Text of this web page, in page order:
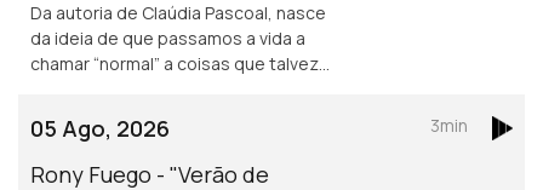
Da autoria de Claúdia Pascoal, nasce
da ideia de que passamos a vida a
chamar “normal” a coisas que talvez
05 Ago, 2026
Rony Fuego - "Verão de
3min